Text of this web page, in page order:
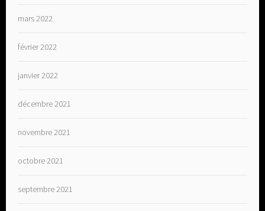
mars 2022
février 2022
janvier 2022
décembre 2021
novembre 2021
octobre 2021
septembre 2021